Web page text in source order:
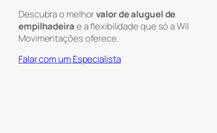
Descubra o melhorvalor de aluguel de
empilhadeirae a flexibilidade que só a Wil
Movimentações oferece.
Falar com um Especialista